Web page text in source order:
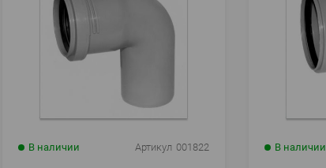
В наличии Артикул 001822 В наличии